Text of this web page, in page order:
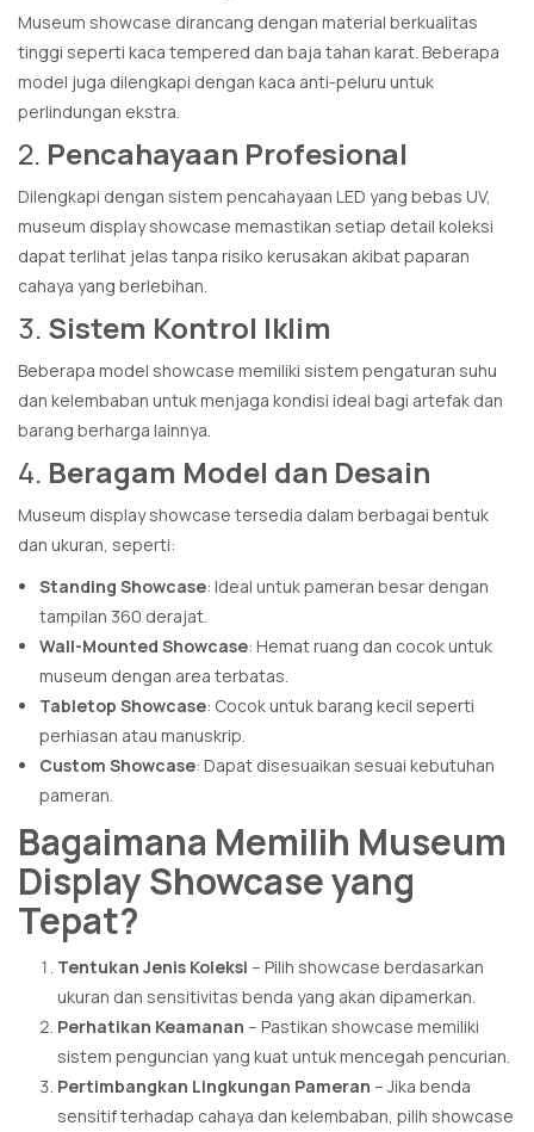
Museum showcase dirancang dengan material berkualitas
tinggi seperti kaca tempered dan baja tahan karat. Beberapa
model juga dilengkapi dengan kaca anti-peluru untuk
perlindungan ekstra.
2. Pencahayaan Profesional
Dilengkapi dengan sistem pencahayaan LED yang bebas UV,
museum display showcase memastikan setiap detail koleksi
dapat terlihat jelas tanpa risiko kerusakan akibat paparan
cahaya yang berlebihan.
3. Sistem Kontrol Iklim
Beberapa model showcase memiliki sistem pengaturan suhu
dan kelembaban untuk menjaga kondisi ideal bagi artefak dan
barang berharga lainnya.
4. Beragam Model dan Desain
Museum display showcase tersedia dalam berbagai bentuk
dan ukuran, seperti:
Standing Showcase: Ideal untuk pameran besar dengan
tampilan 360 derajat.
Wall-Mounted Showcase: Hemat ruang dan cocok untuk
museum dengan area terbatas.
Tabletop Showcase: Cocok untuk barang kecil seperti
perhiasan atau manuskrip.
Custom Showcase: Dapat disesuaikan sesuai kebutuhan
pameran.
Bagaimana Memilih Museum
Display Showcase yang
Tepat?
Tentukan Jenis Koleksi – Pilih showcase berdasarkan
ukuran dan sensitivitas benda yang akan dipamerkan.
Perhatikan Keamanan – Pastikan showcase memiliki
sistem penguncian yang kuat untuk mencegah pencurian.
Pertimbangkan Lingkungan Pameran – Jika benda
sensitif terhadap cahaya dan kelembaban, pilih showcase